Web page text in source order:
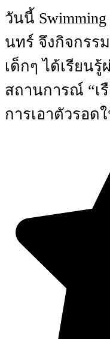
วันนี้
นทร์ จึงกิจกรรม
เด็กๆ ได้เรียนรู้
สถานการณ์ “เ
การเอาตัวรอด